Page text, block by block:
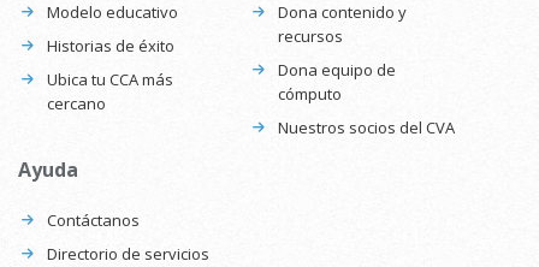
Modelo educativo
Historias de éxito
Ubica tu CCA más
cercano
Dona contenido y
recursos
Dona equipo de
cómputo
Nuestros socios del CVA
Ayuda
Contáctanos
Directorio de servicios